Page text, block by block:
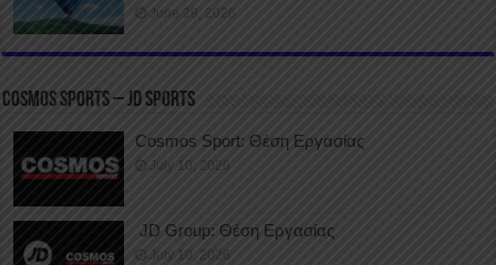
June 29, 2026
COSMOS SPORTS – JD SPORTS
Cosmos Sport: Θέση Εργασίας
July 10, 2026
JD Group: Θέση Εργασίας
July 10, 2026